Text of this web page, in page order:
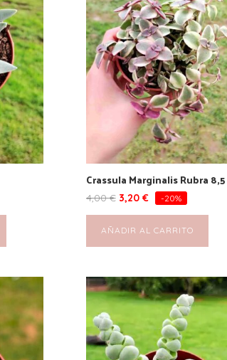
Crassula Marginalis Rubra 8,5
4,00€ 3,20 € -20%
AÑADIR AL CARRITO